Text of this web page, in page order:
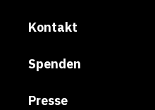
Kontakt
Spenden
Presse